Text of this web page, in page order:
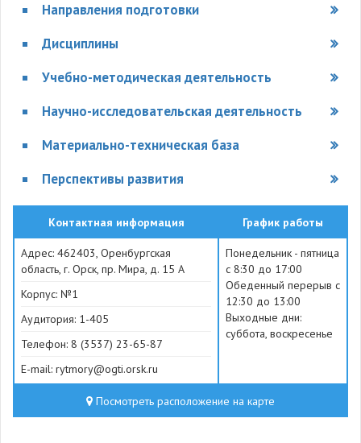
Направления подготовки
Дисциплины
Учебно-методическая деятельность
Научно-исследовательская деятельность
Материально-техническая база
Перспективы развития
Контактная информация График работы
Адрес: 462403, Оренбургская
область, г. Орск, пр. Мира, д. 15 А
Корпус: №1
Аудитория: 1-405
Телефон: 8 (3537) 23-65-87
E-mail: rytmory@ogti.orsk.ru
Понедельник - пятница
с 8:30 до 17:00
Обеденный перерыв с
12:30 до 13:00
Выходные дни:
суббота, воскресенье
Посмотреть расположение на карте